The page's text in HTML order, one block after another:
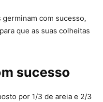
com sucesso,
que as suas colheitas
sucesso
por 1/3 de areia e 2/3